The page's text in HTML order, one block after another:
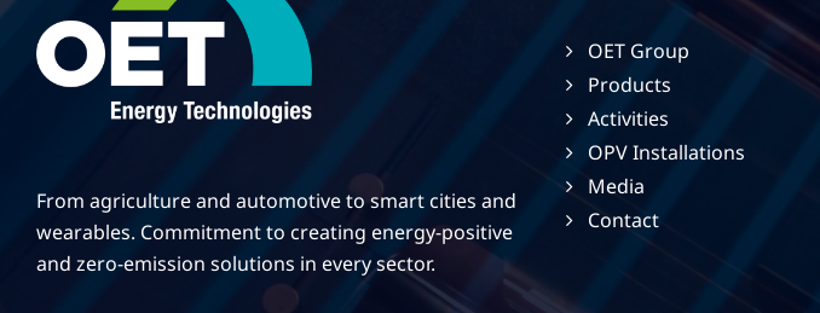
From agriculture and automotive to smart cities and
wearables. Commitment to creating energy-positive
and zero-emission solutions in every sector.
OET Group
Products
Activities
OPV Installations
Media
Contact